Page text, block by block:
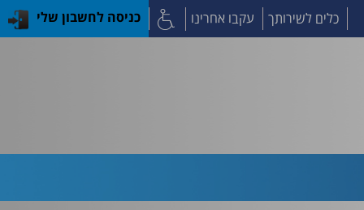
כלים לשירותך עקבו אחרינו כניסה לחשבון שלי